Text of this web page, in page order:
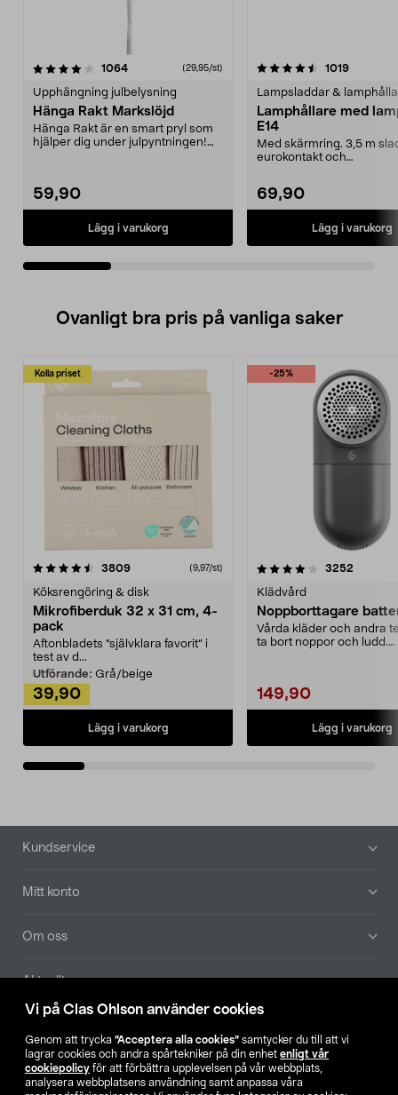
Vi på Clas Ohlson använder cookies
Genom att trycka ”Acceptera alla cookies” samtycker du till att vi
lagrar cookies och andra spårtekniker på din enhet enligt vår
cookiepolicy för att förbättra upplevelsen på vår webbplats,
analysera webbplatsens användning samt anpassa våra
1064recensioner(29,95/st)
Upphängning julbelysning
Hänga Rakt Markslöjd
Hänga Rakt är en smart pryl som
hjälper dig under julpyntningen!
59,90
Lägg i varukorg
4.5av 5 stjärnor 1019
Lampsladdar &
Lamphållare med
E14
Med skärmring. 3,5 m
eurokontakt och
69,90
Lägg i varukorg
4.5av 5 stjärnor
Ovanligt bra pris på vanliga saker
Kolla priset
3809recensioner (9,97/st)
Köksrengöring & disk
Mikrofiberduk 32 x 31 cm, 4-
pack
Aftonbladets "självklara favorit” i
test av d...
Utförande: Grå/beige
39,90
Lägg i varukorg
-25%
4.0av 5 stjärnor 3252
Klädvård
Noppborttagare
Vårda kläder och andra
ta bort noppor och ludd.
149,90
Lägg i varukorg
4.5av 5 stjärnor
Sidfot
Kundservice
Mitt konto
Om oss
Aktuellt
Hitta butik